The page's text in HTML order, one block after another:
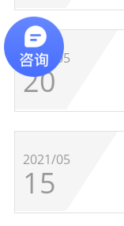
2021/05
20
2021/05
15